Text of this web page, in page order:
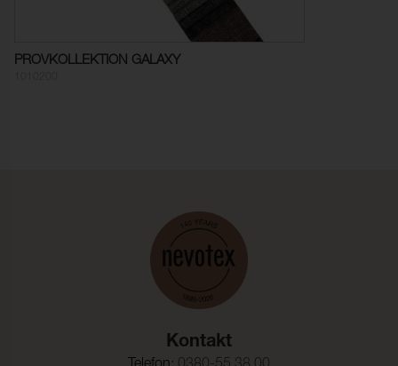
≥ 4-5 (ISO 105-X12)
954,5 N (ISO 13937-3)
146,9 N (ISO 13937-3)
Dimensionsändring Varp: - 2,5 % (ISO 5077)
PROVKOLLEKTION GALAXY
Kontakt